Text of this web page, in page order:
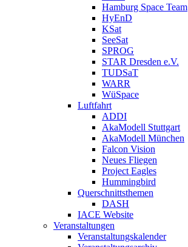
Hamburg Space Team
HyEnD
KSat
SeeSat
SPROG
STAR Dresden e.V.
TUDSaT
WARR
WüSpace
Luftfahrt
ADDI
AkaModell Stuttgart
AkaModell München
Falcon Vision
Neues Fliegen
Project Eagles
Hummingbird
Querschnittsthemen
DASH
IACE Website
Veranstaltungen
Veranstaltungskalender